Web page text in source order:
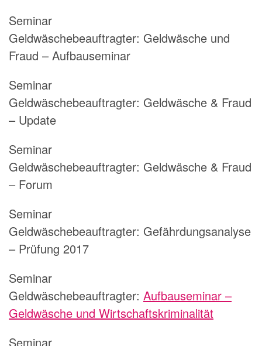
Seminar
Geldwäschebeauftragter: Geldwäsche und
Fraud – Aufbauseminar
Seminar
Geldwäschebeauftragter: Geldwäsche & Fraud
– Update
Seminar
Geldwäschebeauftragter: Geldwäsche & Fraud
– Forum
Seminar
Geldwäschebeauftragter: Gefährdungsanalyse
– Prüfung 2017
Seminar
Geldwäschebeauftragter: Aufbauseminar –
Geldwäsche und Wirtschaftskriminalität
Seminar